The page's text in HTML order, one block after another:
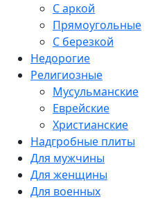
С аркой
Прямоугольные
С березкой
Недорогие
Религиозные
Мусульманские
Еврейские
Христианские
Надгробные плиты
Для мужчины
Для женщины
Для военных